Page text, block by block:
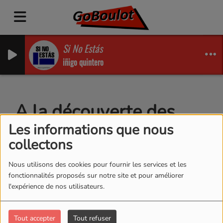
Les informations que nous
collectons
Nous utilisons des cookies pour fournir les services et les
fonctionnalités proposés sur notre site et pour améliorer
l'expérience de nos utilisateurs.
Tout accepter Tout refuser
Si No Estás
iñigo quintero
A la découverte des
métiers #5